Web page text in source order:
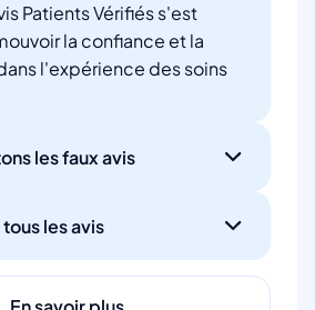
Patients Vérifiés s'est
la confiance et la
l'expérience des soins
les faux avis
les avis